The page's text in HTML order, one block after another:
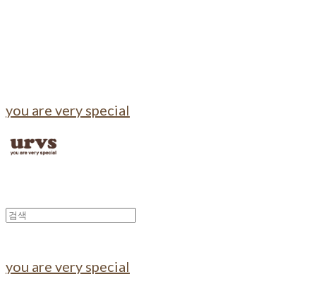
you are very special
you are very special